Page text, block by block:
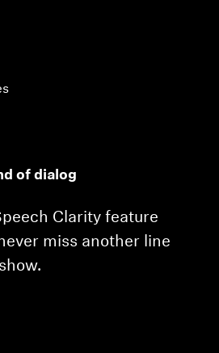
& Accessories
of dialog
Clarity feature
miss another line